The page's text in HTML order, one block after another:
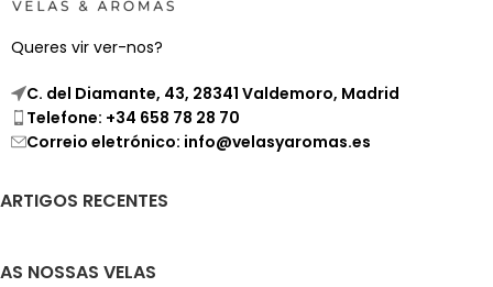
Queres vir ver-nos?
C. del Diamante, 43, 28341 Valdemoro, Madrid
Telefone: +34 658 78 28 70
Correio eletrónico: info@velasyaromas.es
ARTIGOS RECENTES
AS NOSSAS VELAS